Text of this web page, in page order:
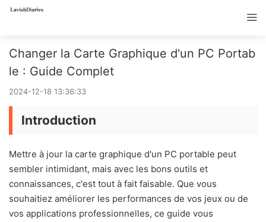
Changer la Carte Graphique d'un PC Portab
le : Guide Complet
2024-12-18 13:36:33
Introduction
Mettre à jour la carte graphique d'un PC portable peut
sembler intimidant, mais avec les bons outils et
connaissances, c'est tout à fait faisable. Que vous
souhaitiez améliorer les performances de vos jeux ou de
vos applications professionnelles, ce guide vous